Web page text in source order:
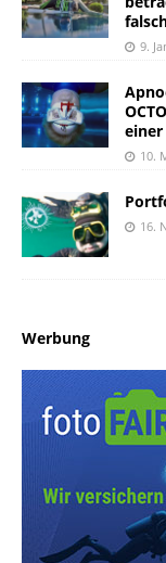
9.
einer
10.
16.
Werbung